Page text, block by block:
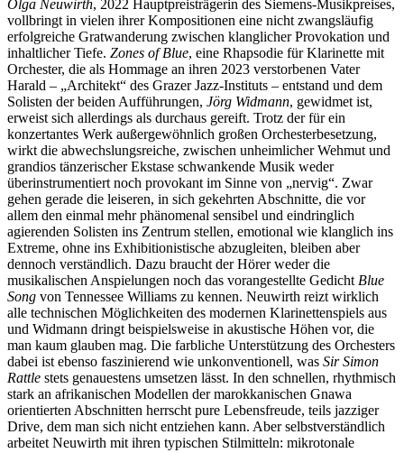
Olga Neuwirth, 2022 Hauptpreisträgerin des Siemens-Musikpreises,
vollbringt in vielen ihrer Kompositionen eine nicht zwangsläufig
erfolgreiche Gratwanderung zwischen klanglicher Provokation und
inhaltlicher Tiefe. Zones of Blue, eine Rhapsodie für Klarinette mit
Orchester, die als Hommage an ihren 2023 verstorbenen Vater
Harald ‒ „Architekt“ des Grazer Jazz-Instituts ‒ entstand und dem
Solisten der beiden Aufführungen, Jörg Widmann, gewidmet ist,
erweist sich allerdings als durchaus gereift. Trotz der für ein
konzertantes Werk außergewöhnlich großen Orchesterbesetzung,
wirkt die abwechslungsreiche, zwischen unheimlicher Wehmut und
grandios tänzerischer Ekstase schwankende Musik weder
überinstrumentiert noch provokant im Sinne von „nervig“. Zwar
gehen gerade die leiseren, in sich gekehrten Abschnitte, die vor
allem den einmal mehr phänomenal sensibel und eindringlich
agierenden Solisten ins Zentrum stellen, emotional wie klanglich ins
Extreme, ohne ins Exhibitionistische abzugleiten, bleiben aber
dennoch verständlich. Dazu braucht der Hörer weder die
musikalischen Anspielungen noch das vorangestellte Gedicht Blue
Song von Tennessee Williams zu kennen. Neuwirth reizt wirklich
alle technischen Möglichkeiten des modernen Klarinettenspiels aus
und Widmann dringt beispielsweise in akustische Höhen vor, die
man kaum glauben mag. Die farbliche Unterstützung des Orchesters
dabei ist ebenso faszinierend wie unkonventionell, was Sir Simon
Rattle stets genauestens umsetzen lässt. In den schnellen, rhythmisch
stark an afrikanischen Modellen der marokkanischen Gnawa
orientierten Abschnitten herrscht pure Lebensfreude, teils jazziger
Drive, dem man sich nicht entziehen kann. Aber selbstverständlich
arbeitet Neuwirth mit ihren typischen Stilmitteln: mikrotonale